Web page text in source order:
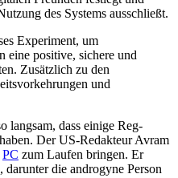
des Systems ausschließt.
Experiment, um
eine positive, sichere und
Zusätzlich zu den
und
langsam, dass einige Reg-
Der US-Redakteur Avram
PC zum Laufen bringen. Er
darunter die androgyne Person